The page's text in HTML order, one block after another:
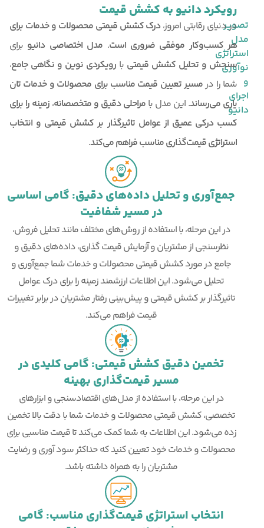
تصویر
مدل
استراتژی
نوآوری
و
اجرای
دانیو
رویکرد دانیو به کشش قیمت
در دنیای رقابتی امروز،درککشش قیمتی محصولات و خدمات برای
هر کسب‌وکار موفقی ضروری است. مدل اختصاصی دانیو برای
سنجش و تحلیل کشش قیمتی با رویکردی نوین و نگاهی جامع،
شما را درمسیرتعیین قیمت مناسب برای محصولات و خدمات تان
یاری می‌رساند. این مدل با مراحلی دقیق و متخصصانه، زمینه را برای
کسب درکی عمیق از عوامل تاثیرگذار بر کشش قیمتی و انتخاب
استراتژیقیمت‌گذاریمناسبفراهممی‌کند.
جمع‌آوری و تحلیل داده‌های دقیق: گامی اساسی
در مسیر شفافیت
در این مرحله، با استفاده از روش‌های مختلف مانند تحلیل فروش،
نظرسنجی از مشتریان و آزمایش قیمت گذاری، داده‌های دقیق و
جامع در مورد کشش قیمتی محصولات و خدمات شما جمع‌آوری و
تحلیل می‌شود. این اطلاعات ارزشمند زمینه را برای درک عوامل
تاثیرگذار بر کشش قیمتی و پیش‌بینی رفتار مشتریان در برابر تغییرات
قیمت فراهم می‌کند.
تخمین دقیق کشش قیمتی: گامی کلیدی در
مسیر قیمت‌گذاری بهینه
در این مرحله، با استفاده از مدل‌های اقتصادسنجی و ابزارهای
تخصصی، کشش قیمتی محصولات و خدمات شما با دقت بالا تخمین
زده می‌شود. این اطلاعات به شما کمک می‌کند تا قیمت مناسبی برای
محصولات و خدمات خود تعیین کنید که حداکثر سود آوری و رضایت
مشتریان را به همراه داشته باشد.
انتخاب استراتژی قیمت‌گذاری مناسب: گامی